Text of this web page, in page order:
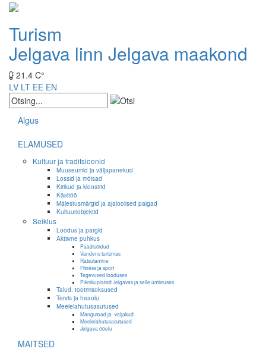
Turism
Jelgava linn Jelgava maakond
21.4 C°
LV LT EE EN
Algus
ELAMUSED
Kultuur ja traditsioonid
Muuseumid ja väljapanekud
Lossid ja mõisad
Kirikud ja kloostrid
Käsitöö
Mälestusmärgid ja ajaloolised paigad
Kultuuriobjektid
Seiklus
Loodus ja pargid
Aktiivne puhkus
Paadisõidud
Vandens turizmas
Ratsutamine
Fitness ja sport
Tegevused looduses
Piknikuplatsid Jelgavas ja selle ümbruses
Talud, tootmisüksused
Tervis ja heaolu
Meelelahutusasutused
Mängutoad ja -väljakud
Meelelahutusasutused
Jelgava ööelu
MAITSED